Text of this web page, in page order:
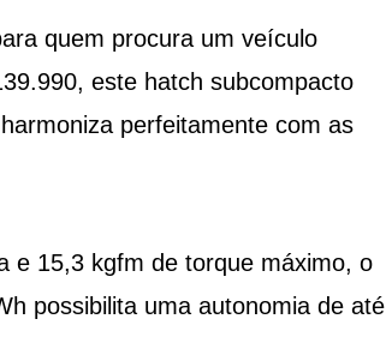
quem procura um veículo
este hatch subcompacto
perfeitamente com as
e 15,3 kgfm de torque máximo, o
possibilita uma autonomia de até